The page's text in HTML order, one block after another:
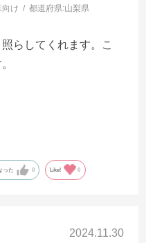
向け 都道府県:山梨県
らしてくれます。こ
った 0 Like! 0
2024.11.30